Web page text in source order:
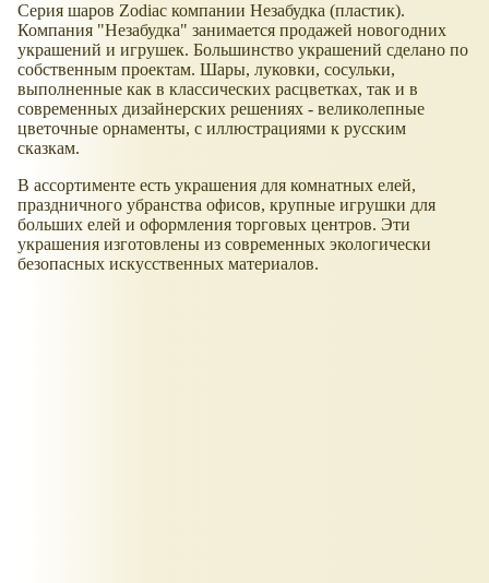
Серия шаров Zodiac компании Незабудка (пластик).
Компания "Незабудка" занимается продажей новогодних
украшений и игрушек. Большинство украшений сделано по
собственным проектам. Шары, луковки, сосульки,
выполненные как в классических расцветках, так и в
современных дизайнерских решениях - великолепные
цветочные орнаменты, с иллюстрациями к русским
сказкам.
В ассортименте есть украшения для комнатных елей,
праздничного убранства офисов, крупные игрушки для
больших елей и оформления торговых центров. Эти
украшения изготовлены из современных экологически
безопасных искусственных материалов.